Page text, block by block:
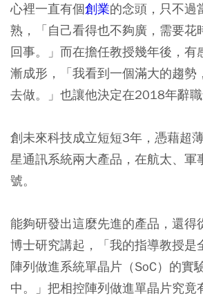
心裡一直有個創業的念頭，只不過
熟，「自己看得也不夠廣，需要花
回事。」而在擔任教授幾年後，有
漸成形，「我看到一個滿大的趨勢
去做。」也讓他決定在2018年辭職
創未來科技成立短短3年，憑藉超
星通訊系統兩大產品，在航太、軍
號。
能夠研發出這麼先進的產品，還得
博士研究講起，「我的指導教授是
陣列做進系統單晶片（SoC）的實
中。」把相控陣列做進單晶片究竟